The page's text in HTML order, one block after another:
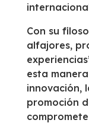
Con su
alfajores,
esta
innovación,
promoción